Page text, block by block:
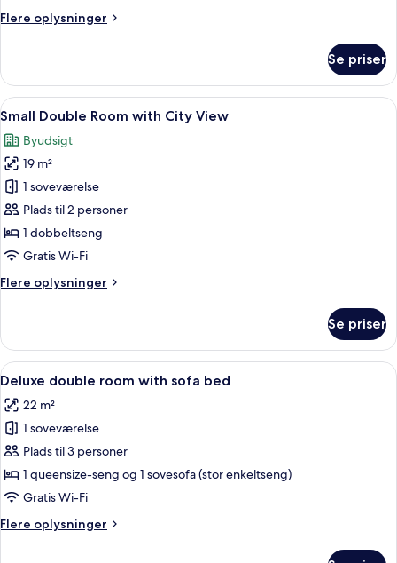
Bed
Flere oplysninger
Flere
Twin
Room
with
Bed
Se priser
Indlæs
alle
billeder
af
Small
Double
Room
with
View
Et moderne hotelværelse med en
8
Small Double Room with City View
Byudsigt
19 m²
1 soveværelse
Plads til 2 personer
1 dobbeltseng
Gratis Wi-Fi
Flere oplysninger
Flere
Double
Room
with
View
Se priser
Indlæs
alle
billeder
af
Deluxe
double
room
sofa
Et moderne hotelværelse med seng,
6
Deluxe double room with sofa bed
22 m²
1 soveværelse
Plads til 3 personer
1 queensize-seng og 1 sovesofa (stor enkeltseng)
Gratis Wi-Fi
Flere oplysninger
Flere